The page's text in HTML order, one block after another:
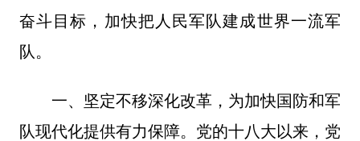
奋斗目标，加快把人民军队建成世界一流军
队。
一、坚定不移深化改革，为加快国防和军
队现代化提供有力保障。党的十八大以来，党